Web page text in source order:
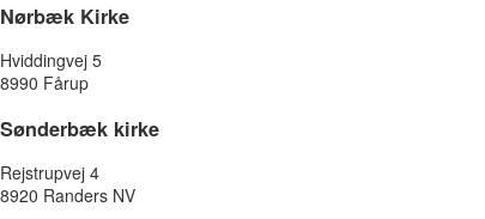
Nørbæk Kirke
Hviddingvej 5
8990 Fårup
Sønderbæk kirke
Rejstrupvej 4
8920 Randers NV